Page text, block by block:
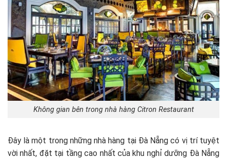
Không gian bên trong nhà hàng Citron Restaurant
Đây là một trong những nhà hàng tại Đà Nẵng có vị trí tuyệt
vời nhất, đặt tại tầng cao nhất của khu nghỉ dưỡng Đà Nẵng